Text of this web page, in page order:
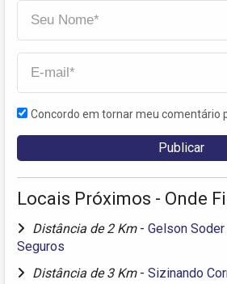
Concordo em tornar meu comentário
Locais Próximos - Onde
Distância de 2 Km - Gelson
Seguros
Distância de 3 Km - Sizinando